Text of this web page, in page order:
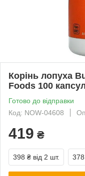
Корінь лопуха
Foods 100
Готово до відправки
Код: NOW-04608
419 ₴
398 ₴ від 2 шт.